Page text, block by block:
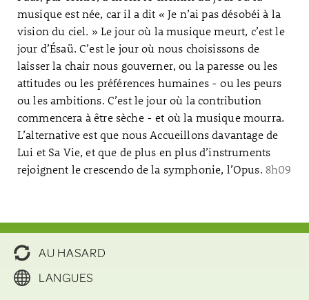
musique est née, car il a dit « Je n’ai pas désobéi à la
vision du ciel. » Le jour où la musique meurt, c’est le
jour d’Ésaü. C’est le jour où nous choisissons de
laisser la chair nous gouverner, ou la paresse ou les
attitudes ou les préférences humaines - ou les peurs
ou les ambitions. C’est le jour où la contribution
commencera à être sèche - et où la musique mourra.
L’alternative est que nous Accueillons davantage de
Lui et Sa Vie, et que de plus en plus d’instruments
rejoignent le crescendo de la symphonie, l’Opus. 8h09
AU HASARD
LANGUES